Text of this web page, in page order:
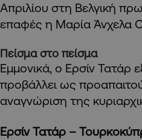
Απριλίου στη Βελγική
επαφές η Μαρία Άνχελα
Πείσμα στο πείσμα
Εμμονικά, ο Ερσίν Τατάρ
προβάλλει ως
αναγνώριση της
Ερσίν Τατάρ –